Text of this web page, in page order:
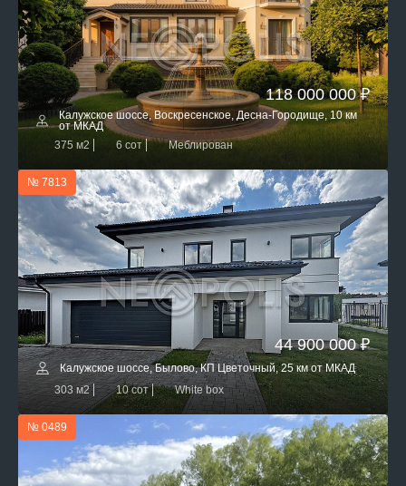
118 000 000 ₽
Калужское шоссе, Воскресенское, Десна-Городище, 10 км
от МКАД
375 м2
6 сот Меблирован
№ 7813
44 900 000 ₽
Калужское шоссе, Былово, КП Цветочный, 25 км от МКАД
303 м2
10 сот White box
№ 0489